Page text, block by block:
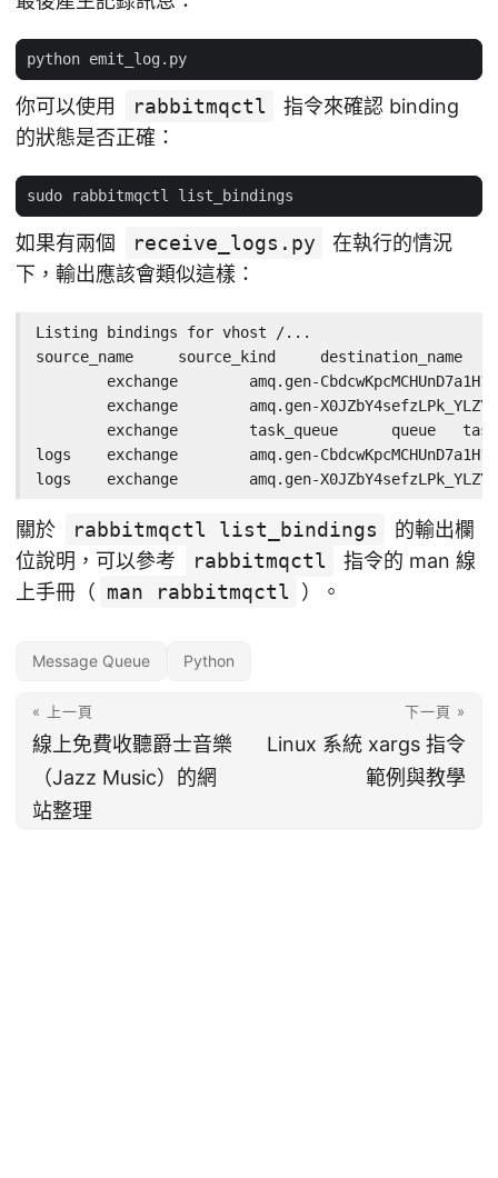
你可以使用 rabbitmqctl
指令來確認 binding
的狀態是否正確：
如果有兩個 receive_logs.py
在執行的情況
下，輸出應該會類似這樣：
Listing bindings for vhost /...
source_name	source_kind	destination_name	destination_kind	routing_key	arguments
logs	exchange	amq.gen-CbdcwKpcMCHUnD7a1H1k9A	queue	amq.gen-CbdcwKpcMCHUnD7a1H1k9A	[]
關於 rabbitmqctl list_bindings
的輸出欄
位說明，可以參考
rabbitmqctl
指令的 man 線
上手冊（ man rabbitmqctl ）。
Message Queue Python
« 上一頁
線上免費收聽爵士音樂
（Jazz Music）的網
站整理
下一頁 »
Linux 系統 xargs 指令
範例與教學